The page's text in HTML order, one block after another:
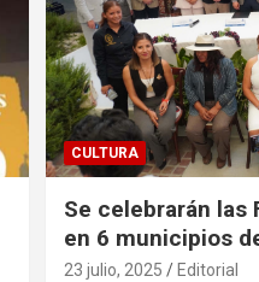
CULTURA
Se celebrarán las
en 6 municipios
23 julio, 2025 Editorial